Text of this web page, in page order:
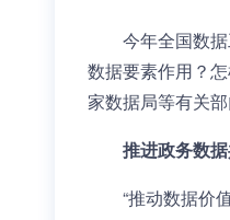
今年全国数
数据要素作用？
家数据局等有关
推进政务数
“推动数据价